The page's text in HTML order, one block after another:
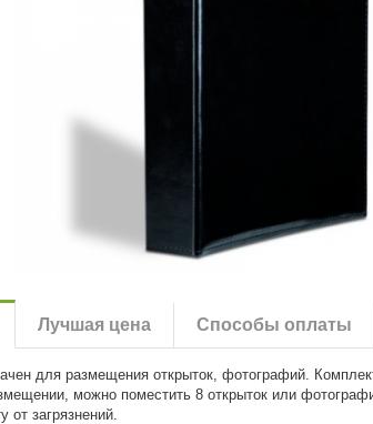
Лучшая цена Способы оплаты
для размещения открыток, фотографий.
можно поместить 8 открыток или
от загрязнений.